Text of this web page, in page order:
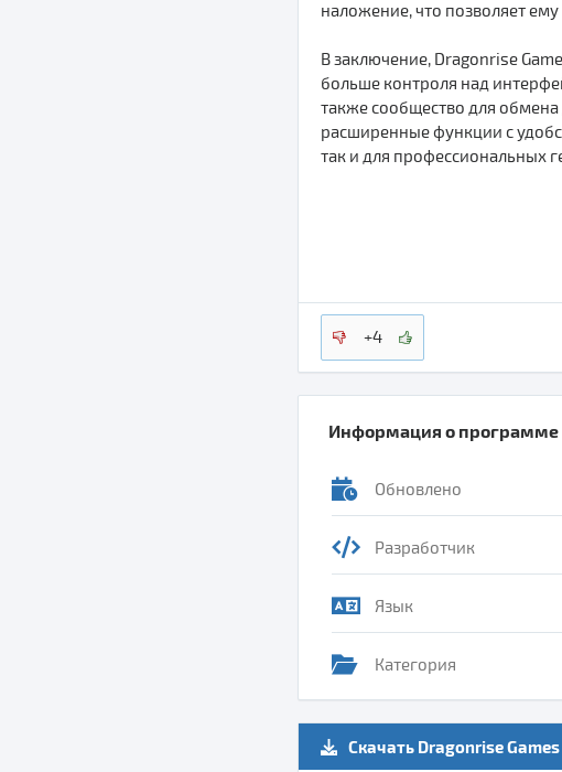
наложение, что позволяет
В заключение, Dragonrise
больше контроля над
также сообщество для обмена
расширенные функции с
так и для профессиональных
+4
Информация о программе
Обновлено
Разработчик
Язык
Категория
Скачать Dragonrise